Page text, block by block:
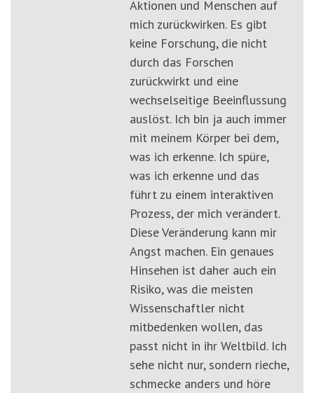
Aktionen und Menschen auf
mich zurückwirken. Es gibt
keine Forschung, die nicht
durch das Forschen
zurückwirkt und eine
wechselseitige Beeinflussung
auslöst. Ich bin ja auch immer
mit meinem Körper bei dem,
was ich erkenne. Ich spüre,
was ich erkenne und das
führt zu einem interaktiven
Prozess, der mich verändert.
Diese Veränderung kann mir
Angst machen. Ein genaues
Hinsehen ist daher auch ein
Risiko, was die meisten
Wissenschaftler nicht
mitbedenken wollen, das
passt nicht in ihr Weltbild. Ich
sehe nicht nur, sondern rieche,
schmecke anders und höre